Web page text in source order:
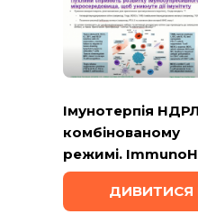
Імунотерпія
комбінованому
режимі.
ДИВИТИСЯ